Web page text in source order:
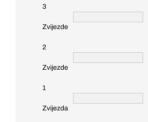
3
Zvijezde
2
Zvijezde
1
Zvijezda